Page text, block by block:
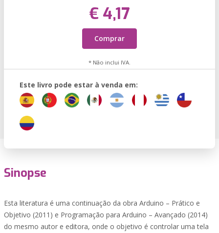
€ 4,17
Comprar
* Não inclui IVA.
Este livro pode estar à venda em:
Sinopse
Esta literatura é uma continuação da obra Arduino – Prático e
Objetivo (2011) e Programação para Arduino – Avançado (2014)
do mesmo autor e editora, onde o objetivo é controlar uma tela